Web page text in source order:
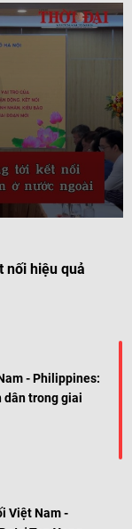
nối hiệu quả
- Philippines:
dân trong giai
Việt Nam -